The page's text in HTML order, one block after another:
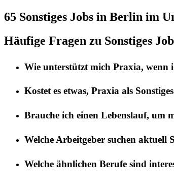
65 Sonstiges Jobs in Berlin im
Häufige Fragen zu Sonstiges
Wie unterstützt mich Praxia, wenn
Kostet es etwas, Praxia als Sonstiges
Brauche ich einen Lebenslauf, um
Welche Arbeitgeber suchen aktuell
Welche ähnlichen Berufe sind